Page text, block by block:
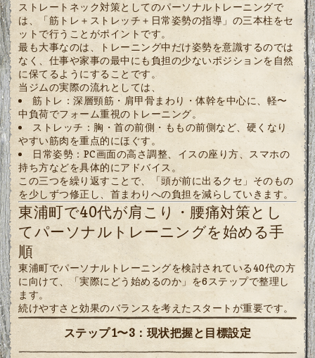
ストレートネック対策としてのパーソナルトレーニングで
は、「筋トレ＋ストレッチ＋日常姿勢の指導」の三本柱をセ
ットで行うことがポイントです。
最も大事なのは、トレーニング中だけ姿勢を意識するのでは
なく、仕事や家事の最中にも負担の少ないポジションを自然
に保てるようにすることです。
当ジムの実際の流れとしては、
筋トレ：深層頸筋・肩甲骨まわり・体幹を中心に、軽〜
中負荷でフォーム重視のトレーニング。
ストレッチ：胸・首の前側・ももの前側など、硬くなり
やすい筋肉を重点的にほぐす。
日常姿勢：PC画面の高さ調整、イスの座り方、スマホの
持ち方などを具体的にアドバイス。
この三つを繰り返すことで、「頭が前に出るクセ」そのもの
を少しずつ修正し、首まわりへの負担を減らしていきます。
東浦町で40代が肩こり・腰痛対策とし
てパーソナルトレーニングを始める手
順
東浦町でパーソナルトレーニングを検討されている40代の方
に向けて、「実際にどう始めるのか」を6ステップで整理し
ます。
続けやすさと効果のバランスを考えたスタートが重要です。
ステップ1〜3：現状把握と目標設定